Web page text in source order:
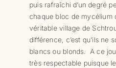
puis rafraîchi d’un degré
chaque bloc de mycélium
véritable village de
différence, c’est qu’ils ne
blancs ou blonds. A ce
très respectable puisque